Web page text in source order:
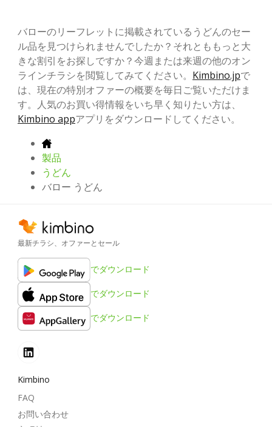
バローのリーフレットに掲載されているうどんのセー
ル品を見つけられませんでしたか？それとももっと大
きな割引をお探しですか？今週または来週の他のオン
ラインチラシを閲覧してみてください。 Kimbino.jpで
は、現在の特別オファーの概要を毎日ご覧いただけま
す。人気のお買い得情報をいち早く知りたい方は、
Kimbino appアプリをダウンロードしてください。
製品
うどん
バロー うどん
最新チラシ、オファーとセール
でダウンロード
でダウンロード
でダウンロード
Kimbino
FAQ
お問い合わせ